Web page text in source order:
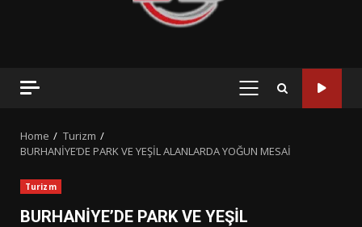
PRIMARY
Home
Turizm
BURHANİYE’DE PARK VE YEŞİL ALANLARDA YOĞUN MESAİ
Turizm
BURHANİYE’DE PARK VE YEŞİL